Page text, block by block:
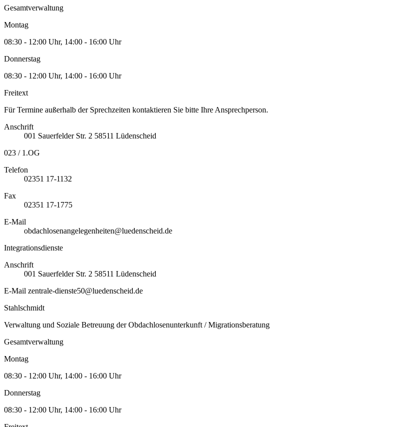
Gesamtverwaltung
Montag
08:30 - 12:00 Uhr, 14:00 - 16:00 Uhr
Donnerstag
08:30 - 12:00 Uhr, 14:00 - 16:00 Uhr
Freitext
Für Termine außerhalb der Sprechzeiten kontaktieren Sie bitte Ihre Ansprechperson.
Anschrift
001 Sauerfelder Str. 2 58511 Lüdenscheid
023 / 1.OG
Telefon
02351 17-1132
Fax
02351 17-1775
E-Mail
obdachlosenangelegenheiten@luedenscheid.de
Integrationsdienste
Anschrift
001 Sauerfelder Str. 2 58511 Lüdenscheid
E-Mail zentrale-dienste50@luedenscheid.de
Stahlschmidt
Verwaltung und Soziale Betreuung der Obdachlosenunterkunft / Migrationsberatung
Gesamtverwaltung
Montag
08:30 - 12:00 Uhr, 14:00 - 16:00 Uhr
Donnerstag
08:30 - 12:00 Uhr, 14:00 - 16:00 Uhr